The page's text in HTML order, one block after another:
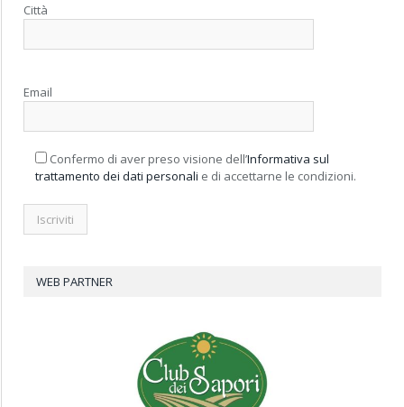
Città
Email
Confermo di aver preso visione dell’Informativa sul
trattamento dei dati personali e di accettarne le condizioni.
WEB PARTNER